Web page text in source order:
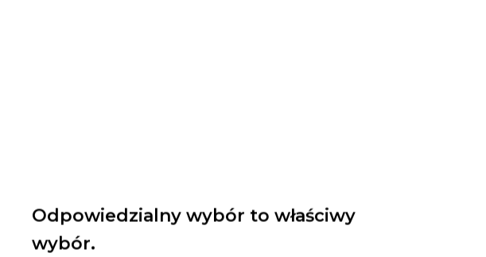
Odpowiedzialny wybór to właściwy
wybór.